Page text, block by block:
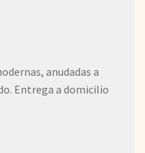
anudadas a
Entrega a domicilio